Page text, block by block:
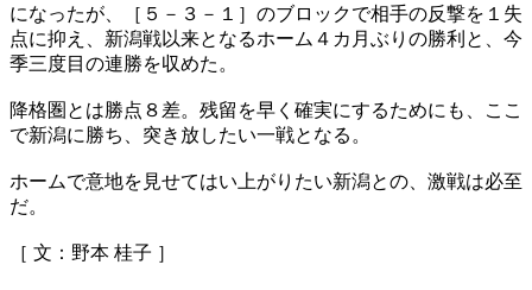
になったが、［５－３－１］のブロックで相手の反撃を１失
点に抑え、新潟戦以来となるホーム４カ月ぶりの勝利と、今
季三度目の連勝を収めた。
降格圏とは勝点８差。残留を早く確実にするためにも、ここ
で新潟に勝ち、突き放したい一戦となる。
ホームで意地を見せてはい上がりたい新潟との、激戦は必至
だ。
［ 文：野本 桂子 ］